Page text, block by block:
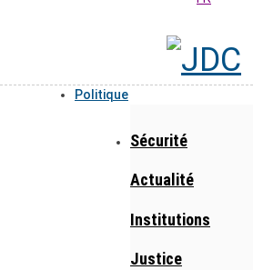
Politique
Sécurité
Actualité
Institutions
Justice